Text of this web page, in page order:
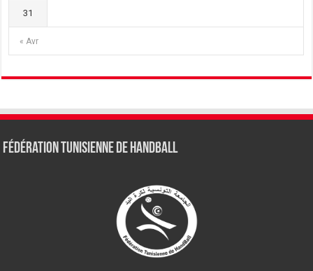
« Avr
31
Fédération tunisienne de Handball